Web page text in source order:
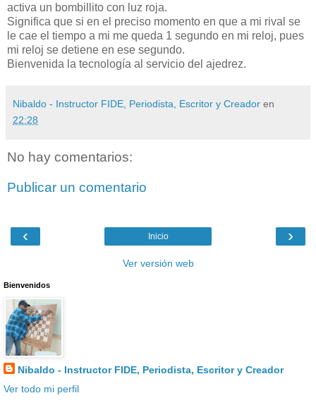
activa un bombillito con luz roja.
Significa que si en el preciso momento en que a mi rival se
le cae el tiempo a mi me queda 1 segundo en mi reloj, pues
mi reloj se detiene en ese segundo.
Bienvenida la tecnología al servicio del ajedrez.
Nibaldo - Instructor FIDE, Periodista, Escritor y Creador en
22:28
No hay comentarios:
Publicar un comentario
‹ ›
Inicio
Ver versión web
Bienvenidos
Nibaldo - Instructor FIDE, Periodista, Escritor y Creador
Ver todo mi perfil